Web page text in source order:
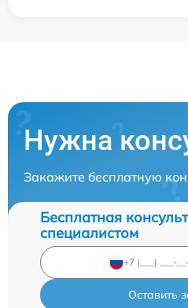
Нужна
Закажите бесплатную
Бесплатная
специалистом
Оставить